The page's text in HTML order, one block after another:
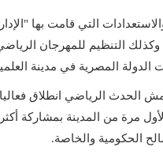
التي قامت بها
وكذلك التنظيم للمهرجان
المصرية في مدينة
الحدث الرياضي انطلاق
الحكومية والخاصة.